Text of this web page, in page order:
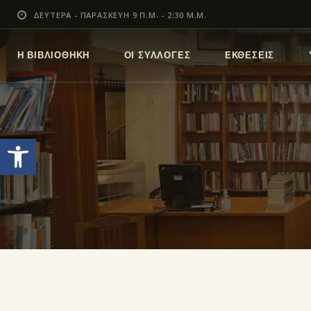
Ανοίξτε τη γραμμή εργαλείων
ΔΕΥΤΕΡΑ - ΠΑΡΑΣΚΕΥΗ 9 Π.Μ. - 2:30 Μ.Μ.
Η ΒΙΒΛΙΟΘΗΚΗ ΟΙ ΣΥΛΛΟΓΕΣ ΕΚΘΕΣΕΙΣ